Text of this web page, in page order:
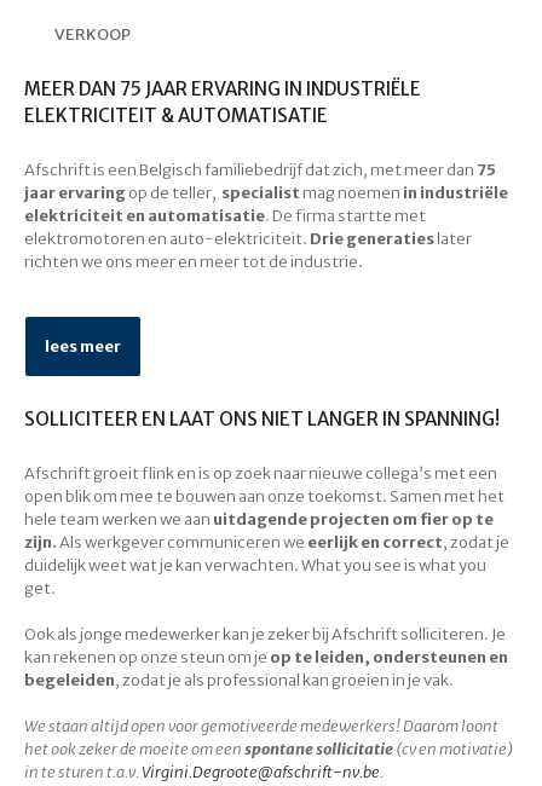
VERKOOP
MEER DAN 75 JAAR ERVARING IN INDUSTRIËLE
ELEKTRICITEIT & AUTOMATISATIE
Afschrift is een Belgisch familiebedrijf dat zich, met meer dan 75
jaar ervaringop de teller, specialist mag noemen in industriële
elektriciteit en automatisatie. De firma startte met
elektromotoren en auto-elektriciteit. Drie generatieslater
richten we ons meer en meer tot de industrie.
lees meer
SOLLICITEER EN LAAT ONS NIET LANGER IN SPANNING!
Afschrift groeit flink en is op zoek naar nieuwe collega’s met een
open blik om mee te bouwen aan onze toekomst. Samen met het
hele team werken we aan uitdagende projecten om fier op te
zijn.Als werkgever communiceren we eerlijk en correct, zodat je
duidelijk weet wat je kan verwachten. What you see is what you
get.
Ook als jonge medewerker kan je zeker bij Afschrift solliciteren. Je
kan rekenen op onze steun om je op te leiden, ondersteunen en
begeleiden, zodat je als professional kan groeien in je vak.
We staan altijd open voor gemotiveerde medewerkers! Daarom loont
het ook zeker de moeite om eenspontane sollicitatie(cv en motivatie)
in te sturen t.a.v. Virgini.Degroote@afschrift-nv.be.